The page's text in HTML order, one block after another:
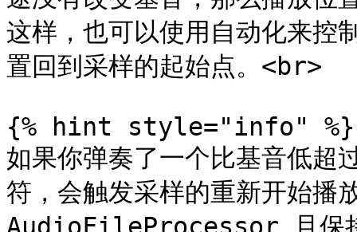
这样，也可以使用自动化来控
置回到采样的起始点。<br>
{% hint style="info" %}
如果你弹奏了一个比基音低
符，会触发采样的重新开始播